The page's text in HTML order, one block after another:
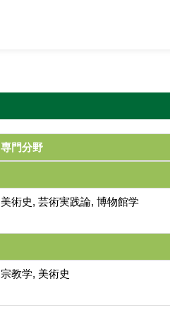
専門分野
美術史, 芸術実践論, 博物館学
宗教学, 美術史